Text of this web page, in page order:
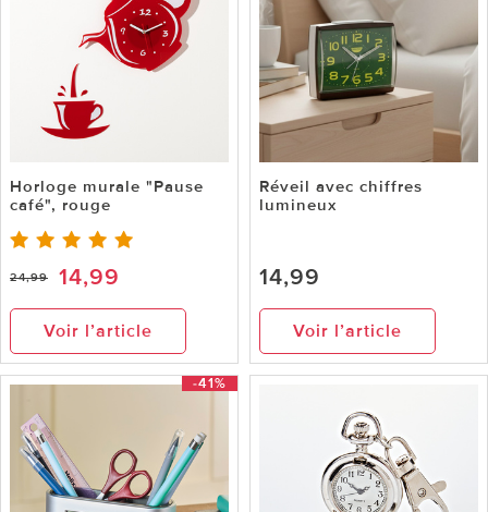
Horloge murale "Pause
café", rouge
24,99 14,99
Voir l’article
Réveil avec chiffres
lumineux
14,99
Voir l’article
-41%